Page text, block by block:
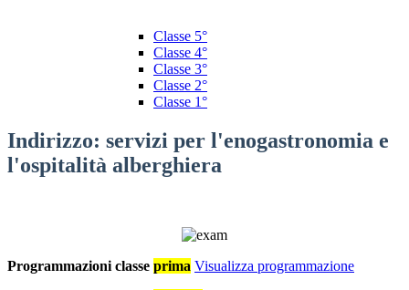
Classe 5°
Classe 4°
Classe 3°
Classe 2°
Classe 1°
Indirizzo: servizi per l'enogastronomia e
l'ospitalità alberghiera
Programmazioni classe prima Visualizza programmazione